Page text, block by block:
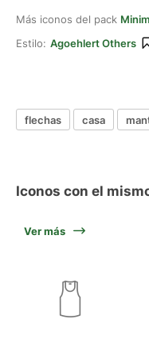
Más iconos del pack
Estilo: Agoehlert Others
flechas casa
Iconos con el
Ver más